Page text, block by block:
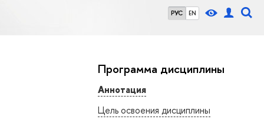
РУС EN
Программа дисциплины
Аннотация
Цель освоения дисциплины